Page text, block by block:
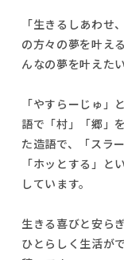
「生きるしあわせ
の方々の夢を叶え
んなの夢を叶えた
「やすらーじゅ」
語で「村」「郷」
た造語で、「スラ
「ホッとする」と
しています。
生きる喜びと安ら
ひとらしく生活が